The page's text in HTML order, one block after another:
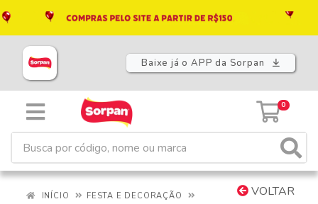
Baixe já o APP da Sorpan
0
VOLTAR
INÍCIO
FESTA E DECORAÇÃO